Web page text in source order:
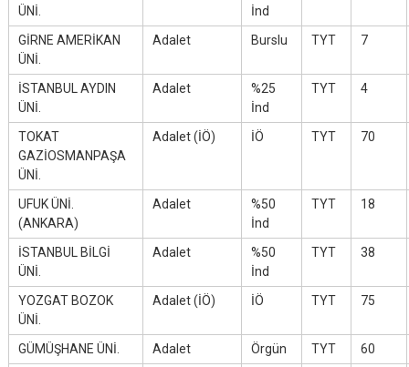
ÜNİ.
İnd
GİRNE AMERİKAN
ÜNİ.
Adalet Burslu TYT 7
İSTANBUL AYDIN
ÜNİ.
Adalet
%25
İnd
TYT 4
TOKAT
GAZİOSMANPAŞA
ÜNİ.
Adalet (İÖ) İÖ TYT 70
UFUK ÜNİ.
(ANKARA)
Adalet
%50
İnd
TYT 18
İSTANBUL BİLGİ
ÜNİ.
Adalet
%50
İnd
TYT 38
YOZGAT BOZOK
ÜNİ.
Adalet (İÖ) İÖ TYT 75
GÜMÜŞHANE ÜNİ. Adalet Örgün TYT
60